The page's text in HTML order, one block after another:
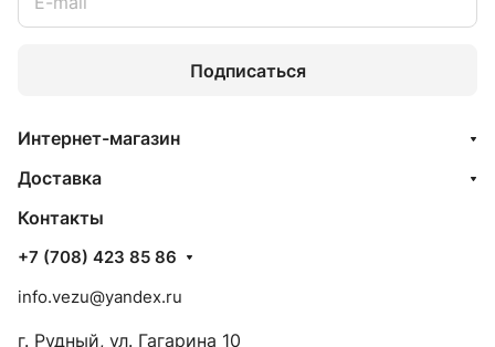
Подписаться
Интернет-магазин
Доставка
Контакты
+7 (708) 423 85 86
info.vezu@yandex.ru
г. Рудный, ул. Гагарина 10